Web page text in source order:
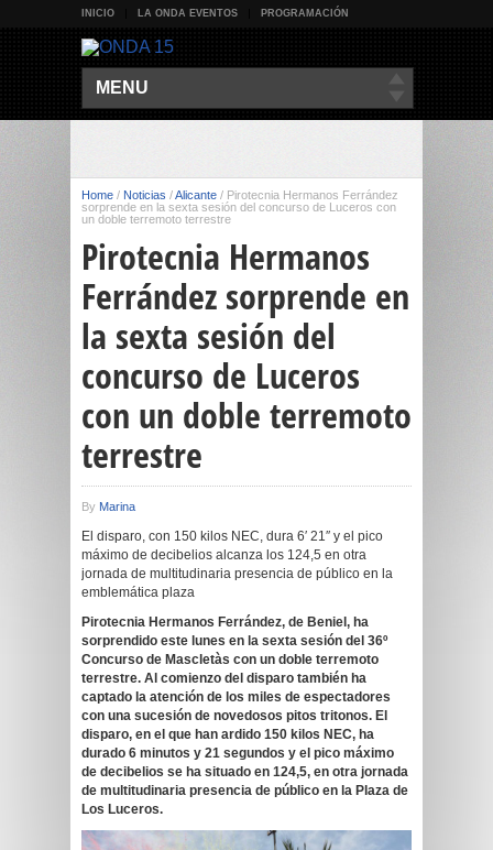
INICIO LA ONDA EVENTOS PROGRAMACIÓN
MENU
Home / Noticias /Alicante / Pirotecnia Hermanos Ferrández
sorprende en la sexta sesión del concurso de Luceros con
un doble terremoto terrestre
Pirotecnia Hermanos
Ferrández sorprende en
la sexta sesión del
concurso de Luceros
con un doble terremoto
terrestre
By Marina
El disparo, con 150 kilos NEC, dura 6′ 21″ y el pico
máximo de decibelios alcanza los 124,5 en otra
jornada de multitudinaria presencia de público en la
emblemática plaza
Pirotecnia Hermanos Ferrández, de Beniel, ha
sorprendido este lunes en la sexta sesión del 36º
Concurso de Mascletàs con un doble terremoto
terrestre. Al comienzo del disparo también ha
captado la atención de los miles de espectadores
con una sucesión de novedosos pitos tritonos. El
disparo, en el que han ardido 150 kilos NEC, ha
durado 6 minutos y 21 segundos y el pico máximo
de decibelios se ha situado en 124,5, en otra jornada
de multitudinaria presencia de público en la Plaza de
Los Luceros.